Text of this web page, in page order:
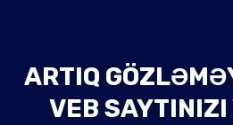
ARTIQ
VEB